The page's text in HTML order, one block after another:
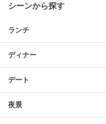
シーンから探す
ランチ
ディナー
デート
夜景